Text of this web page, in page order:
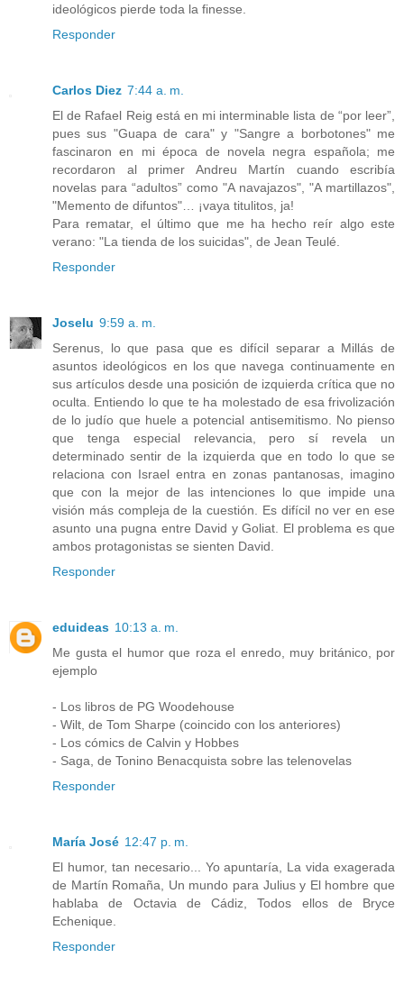
ideológicos pierde toda la finesse.
Responder
Carlos Diez 7:44 a. m.
El de Rafael Reig está en mi interminable lista de “por leer”,
pues sus "Guapa de cara" y "Sangre a borbotones" me
fascinaron en mi época de novela negra española; me
recordaron al primer Andreu Martín cuando escribía
novelas para “adultos” como "A navajazos", "A martillazos",
"Memento de difuntos"… ¡vaya titulitos, ja!
Para rematar, el último que me ha hecho reír algo este
verano: "La tienda de los suicidas", de Jean Teulé.
Responder
Joselu 9:59 a. m.
Serenus, lo que pasa que es difícil separar a Millás de
asuntos ideológicos en los que navega continuamente en
sus artículos desde una posición de izquierda crítica que no
oculta. Entiendo lo que te ha molestado de esa frivolización
de lo judío que huele a potencial antisemitismo. No pienso
que tenga especial relevancia, pero sí revela un
determinado sentir de la izquierda que en todo lo que se
relaciona con Israel entra en zonas pantanosas, imagino
que con la mejor de las intenciones lo que impide una
visión más compleja de la cuestión. Es difícil no ver en ese
asunto una pugna entre David y Goliat. El problema es que
ambos protagonistas se sienten David.
Responder
eduideas 10:13 a. m.
Me gusta el humor que roza el enredo, muy británico, por
ejemplo
- Los libros de PG Woodehouse
- Wilt, de Tom Sharpe (coincido con los anteriores)
- Los cómics de Calvin y Hobbes
- Saga, de Tonino Benacquista sobre las telenovelas
Responder
María José 12:47 p. m.
El humor, tan necesario... Yo apuntaría, La vida exagerada
de Martín Romaña, Un mundo para Julius y El hombre que
hablaba de Octavia de Cádiz, Todos ellos de Bryce
Echenique.
Responder